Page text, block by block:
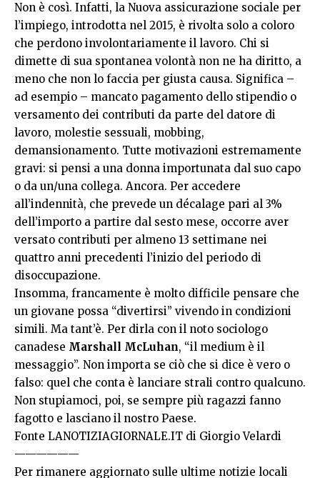
Non è così. Infatti, la Nuova assicurazione sociale per
l’impiego, introdotta nel 2015, è rivolta solo a coloro
che perdono involontariamente il lavoro. Chi si
dimette di sua spontanea volontà non ne ha diritto, a
meno che non lo faccia per giusta causa. Significa –
ad esempio – mancato pagamento dello stipendio o
versamento dei contributi da parte del datore di
lavoro, molestie sessuali, mobbing,
demansionamento. Tutte motivazioni estremamente
gravi: si pensi a una donna importunata dal suo capo
o da un/una collega. Ancora. Per accedere
all’indennità, che prevede un décalage pari al 3%
dell’importo a partire dal sesto mese, occorre aver
versato contributi per almeno 13 settimane nei
quattro anni precedenti l’inizio del periodo di
disoccupazione.
Insomma, francamente è molto difficile pensare che
un giovane possa “divertirsi” vivendo in condizioni
simili. Ma tant’è. Per dirla con il noto sociologo
canadese Marshall McLuhan, “il medium è il
messaggio”. Non importa se ciò che si dice è vero o
falso: quel che conta è lanciare strali contro qualcuno.
Non stupiamoci, poi, se sempre più ragazzi fanno
fagotto e lasciano il nostro Paese.
Fonte LANOTIZIAGIORNALE.IT di Giorgio Velardi
——————
Per rimanere aggiornato sulle ultime notizie locali